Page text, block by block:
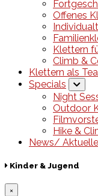
Offenes
Klettern
Climb &
Klettern als
Specials
Night
Outdoor
Hike &
News/
Kinder & Jugend
×